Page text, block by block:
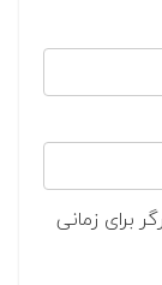
برای زمانی